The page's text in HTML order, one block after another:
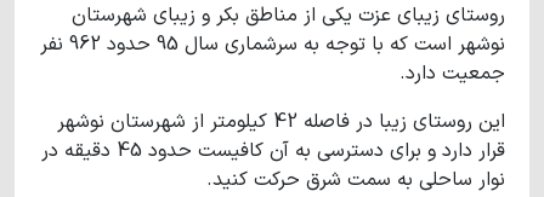
روستای زیبای عزت یکی از مناطق بکر و زیبای شهرستان
نوشهر است که با توجه به سرشماری سال 95 حدود 962 نفر
جمعیت دارد.
این روستای زیبا در فاصله 42 کیلومتر از شهرستان نوشهر
قرار دارد و برای دسترسی به آن کافیست حدود 45 دقیقه در
نوار ساحلی به سمت شرق حرکت کنید.